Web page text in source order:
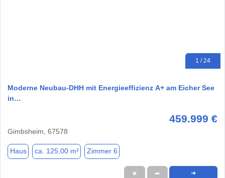
1 / 24
Moderne Neubau-DHH mit Energieeffizienz A+ am Eicher See
in…
459.999 €
Gimbsheim, 67578
Haus ca. 125,00 m² Zimmer 6
★ ➦ ➜